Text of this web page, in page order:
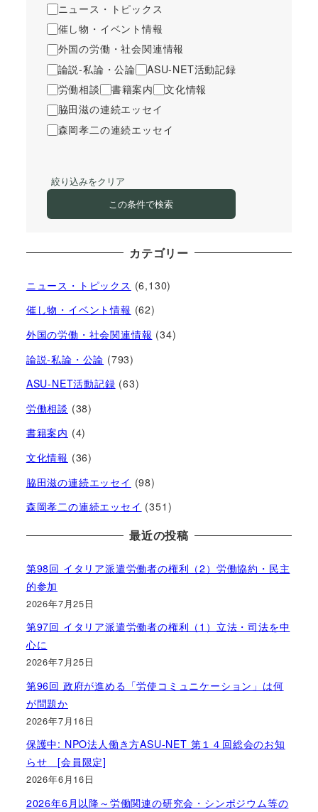
ニュース・トピックス
催し物・イベント情報
外国の労働・社会関連情報
論説-私論・公論
ASU-NET活動記録
労働相談
書籍案内
文化情報
脇田滋の連続エッセイ
森岡孝二の連続エッセイ
絞り込みをクリア
この条件で検索
カテゴリー
ニュース・トピックス (6,130)
催し物・イベント情報 (62)
外国の労働・社会関連情報 (34)
論説-私論・公論 (793)
ASU-NET活動記録 (63)
労働相談 (38)
書籍案内 (4)
文化情報 (36)
脇田滋の連続エッセイ (98)
森岡孝二の連続エッセイ (351)
最近の投稿
第98回 イタリア派遣労働者の権利（2）労働協約・民主
的参加
2026年7月25日
第97回 イタリア派遣労働者の権利（1）立法・司法を中
心に
2026年7月25日
第96回 政府が進める「労使コミュニケーション」は何
が問題か
2026年7月16日
保護中: NPO法人働き方ASU-NET 第１４回総会のお知
らせ [会員限定]
2026年6月16日
2026年6月以降～労働関連の研究会・シンポジウム等の